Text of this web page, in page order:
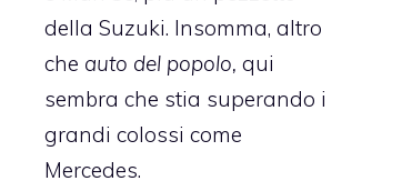
della Suzuki. Insomma, altro
che auto del popolo, qui
sembra che stia superando i
grandi colossi come
Mercedes.